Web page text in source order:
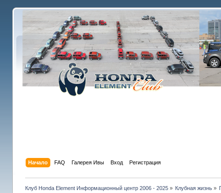
Начало FAQ Галерея Ивы Вход Регистрация
Клуб Honda Element Информационный центр 2006 - 2025» Клубная жизнь »